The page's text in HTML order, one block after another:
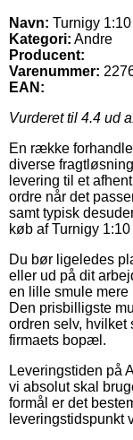
Navn: Turnigy
Kategori: Andre
Producent:
Varenummer:
EAN:
Vurderet til 4.4 ud
En række
diverse
levering til et
ordre når det
samt typisk
køb af Turnigy
Du bør ligeledes
eller ud på dit
en lille smule mere
Den prisbilligste
ordren selv,
firmaets bopæl.
Leveringstiden på
vi absolut skal
formål er det
leveringstidspunkt